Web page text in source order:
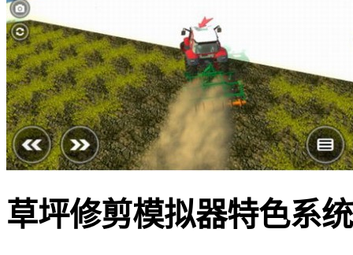
草坪修剪模拟器特色系